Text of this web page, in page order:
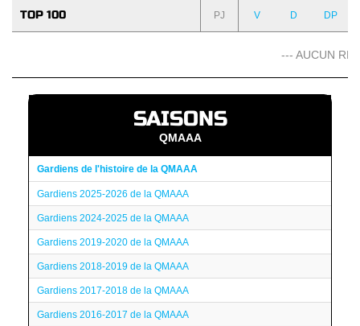
TOP 100 PJ V D DP
--- AUCUN
SAISONS
QMAAA
Gardiens de l'histoire de la QMAAA
Gardiens 2025-2026 de la QMAAA
Gardiens 2024-2025 de la QMAAA
Gardiens 2019-2020 de la QMAAA
Gardiens 2018-2019 de la QMAAA
Gardiens 2017-2018 de la QMAAA
Gardiens 2016-2017 de la QMAAA